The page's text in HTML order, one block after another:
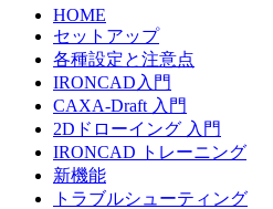
HOME
セットアップ
各種設定と注意点
IRONCAD入門
CAXA-Draft 入門
2Dドローイング 入門
IRONCAD トレーニング
新機能
トラブルシューティング